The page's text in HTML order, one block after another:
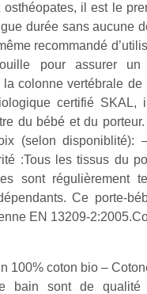
osthéopates, il est le
durée sans aucune
recommandé
pour assurer
la colonne vertébrale
certifié
du bébé et du
(selon disponiblité):
:Tous les tissus du
sont régulièrement
Ce porte-
EN 13209-
100% coton bio –
bain sont de qualité
une
Des
trampolines
pour les
grands et
les petits !
estivales
et avec le